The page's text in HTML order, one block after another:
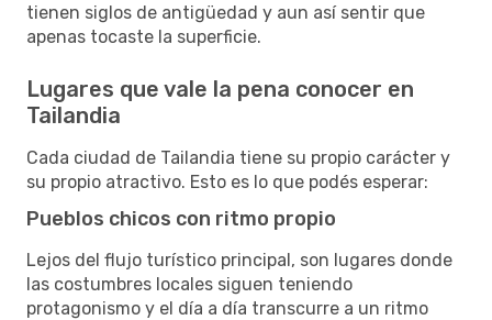
tienen siglos de antigüedad y aun así sentir que
apenas tocaste la superficie.
Lugares que vale la pena conocer en
Tailandia
Cada ciudad de Tailandia tiene su propio carácter y
su propio atractivo. Esto es lo que podés esperar:
Pueblos chicos con ritmo propio
Lejos del flujo turístico principal, son lugares donde
las costumbres locales siguen teniendo
protagonismo y el día a día transcurre a un ritmo